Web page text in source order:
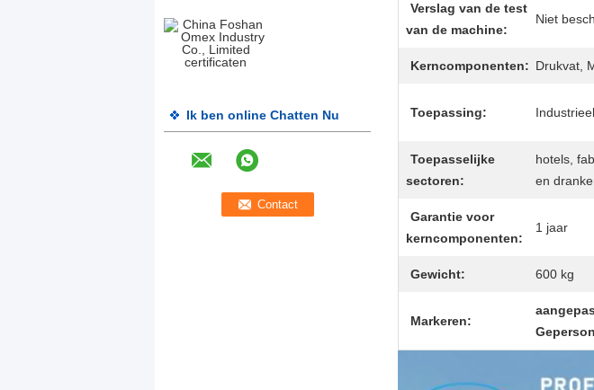
Ik ben online Chatten Nu
Verslag van de test
van de machine:
Niet
Kerncomponenten: Drukvat,
Toepassing: Industrieel
Toepasselijke
sectoren:
hotels,
en
Garantie voor
kerncomponenten:
1 jaar
Gewicht: 600 kg
Markeren: